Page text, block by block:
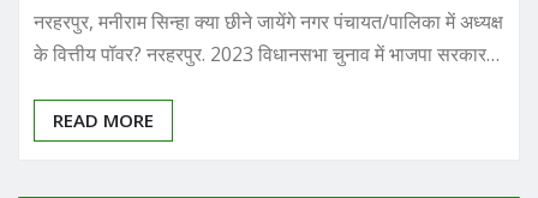
नरहरपुर, मनीराम सिन्हा क्या छीने जायेंगे नगर पंचायत/पालिका में अध्यक्ष
के वित्तीय पॉवर? नरहरपुर. 2023 विधानसभा चुनाव में भाजपा सरकार…
READ MORE